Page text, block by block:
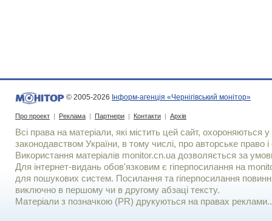
© 2005-2026 Інформ-агенція «Чернігівський монітор»
Про проект | Реклама | Партнери | Контакти | Архів
Всі права на матеріали, які містить цей сайт, охороняються у
законодавством України, в тому числі, про авторське право і
Використання матерiалiв monitor.cn.ua дозволяється за
Для iнтернет-видань обов'язковим є гiперпосилання на
для пошукових систем. Посилання та гіперпосилання
виключно в першому чи в другому абзаці тексту.
Матеріали з позначкою (PR) друкуються на правах реклами..